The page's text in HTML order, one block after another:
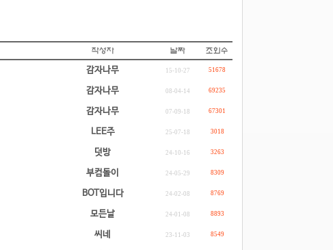
감자나무 15-10-27 51678
감자나무 08-04-14 69235
감자나무 07-09-18 67301
LEE주 25-07-18 3018
덧방 24-10-16 3263
부컴돌이 24-05-29 8309
BOT입니다 24-02-08 8769
모든날 24-01-08 8893
씨네 23-11-03 8549